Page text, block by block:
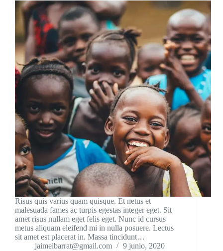
Risus quis varius quam quisque. Et netus et
malesuada fames ac turpis egestas integer eget. Sit
amet risus nullam eget felis eget. Nunc id cursus
metus aliquam eleifend mi in nulla posuere. Lectus
sit amet est placerat in. Massa tincidunt…
jaimeibarrat@gmail.com
9 junio, 2020